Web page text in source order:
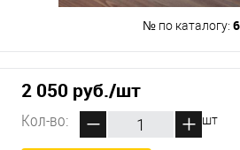
№ по каталогу:
2 050 руб./шт
Кол-во: шт